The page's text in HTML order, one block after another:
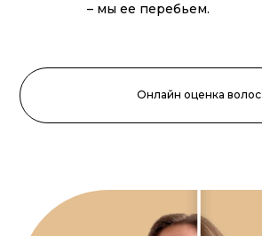
– мы ее перебьем.
Онлайн оценка волос